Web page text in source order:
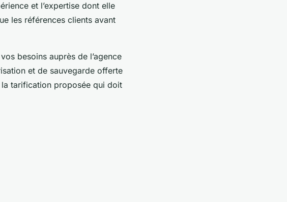
et l’expertise dont elle
les références clients avant
besoins auprès de l’agence
et de sauvegarde offerte
la tarification proposée qui doit